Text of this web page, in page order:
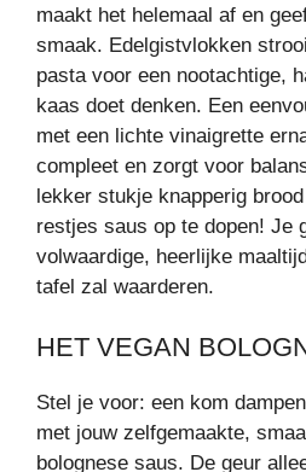
maakt het helemaal af en
smaak. Edelgistvlokken
pasta voor een nootachtige,
kaas doet denken. Een
met een lichte vinaigrette
compleet en zorgt voor
lekker stukje knapperig
restjes saus op te dopen! Je
volwaardige, heerlijke
tafel zal waarderen.
HET VEGAN
Stel je voor: een kom
met jouw zelfgemaakte,
bolognese saus. De geur